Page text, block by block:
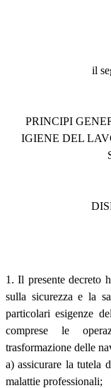
il
PRINCIPI
IGIENE DEL
1. Il presente decreto
sulla sicurezza e la
particolari esigenze
comprese le
trasformazione delle
a) assicurare la tutela
malattie professionali;